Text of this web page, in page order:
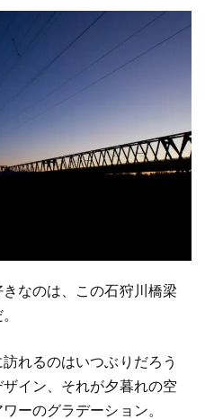
なのは、この石狩川橋梁
れるのはいつぶりだろう
イン、それが夕暮れの空
ーのグラデーション。